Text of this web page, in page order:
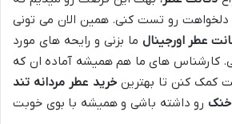
دلخواهت رو تست کنی. همین الان می تونی
عطر اورجینال ما بزنی و رایحه های مورد
کارشناس های ما هم همیشه آماده ان که
کمک کنن تا بهترینخرید عطر مردانه تند
خنک رو داشته باشی و همیشه با بوی خوبت